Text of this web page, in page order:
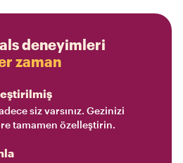
deneyimleri
zaman
siz varsınız. Gezinizi
tamamen özelleştirin.